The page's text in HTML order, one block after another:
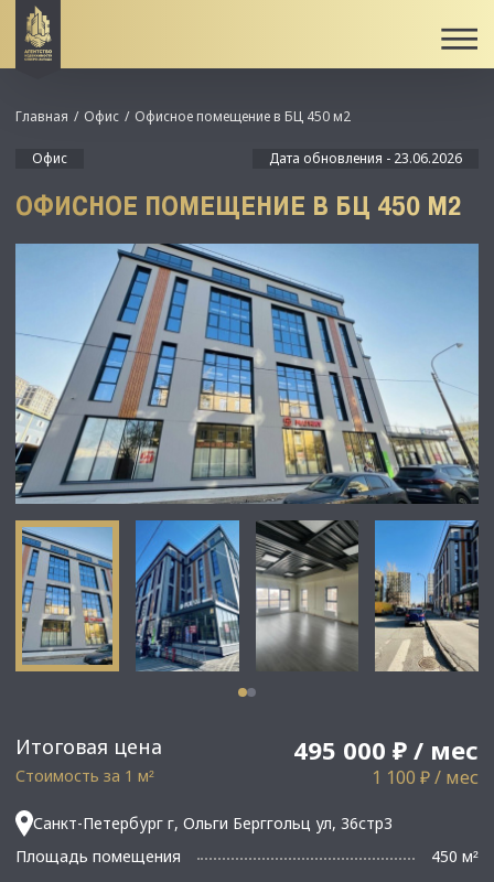
Итоговая цена 495 000 ₽ / мес
Стоимость за 1 м² 1 100 ₽ / мес
Санкт-Петербург г, Ольги Берггольц ул, 36стр3
Площадь помещения
450 м²
Главная Офис Офисное помещение в БЦ 450 м2
Офис Дата обновления - 23.06.2026
ОФИСНОЕ ПОМЕЩЕНИЕ В БЦ 450 М2